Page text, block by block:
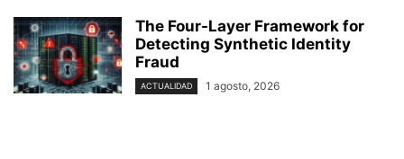
The Four-Layer Framework for
Detecting Synthetic Identity
Fraud
ACTUALIDAD 1 agosto, 2026